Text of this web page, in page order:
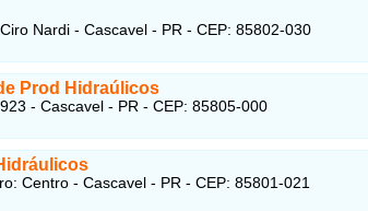
Nardi - Cascavel - PR - CEP: 85802-030
Prod Hidraúlicos
- Cascavel - PR - CEP: 85805-000
Centro - Cascavel - PR - CEP: 85801-021